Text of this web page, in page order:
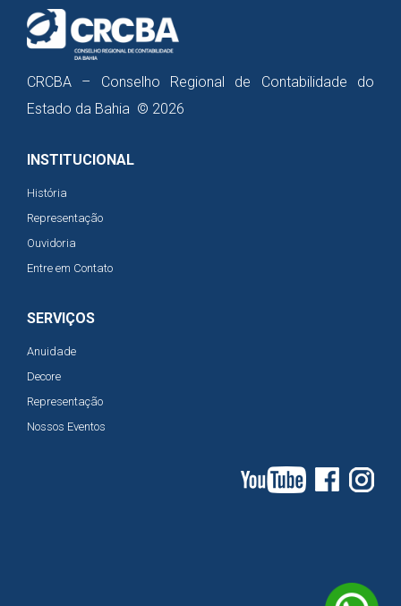
CRCBA – Conselho Regional de Contabilidade do
Estado da Bahia © 2026
INSTITUCIONAL
História
Representação
Ouvidoria
Entre em Contato
SERVIÇOS
Anuidade
Decore
Representação
Nossos Eventos